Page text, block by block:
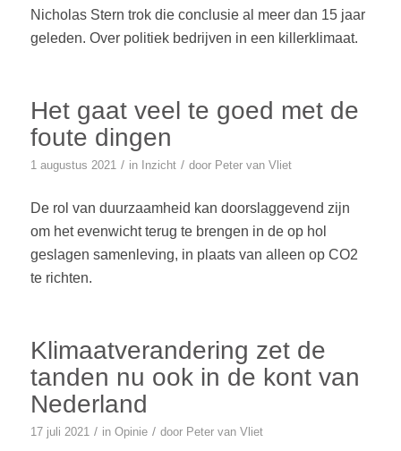
Nicholas Stern trok die conclusie al meer dan 15 jaar
geleden. Over politiek bedrijven in een killerklimaat.
Het gaat veel te goed met de
foute dingen
1 augustus 2021 / in Inzicht / door Peter van Vliet
De rol van duurzaamheid kan doorslaggevend zijn
om het evenwicht terug te brengen in de op hol
geslagen samenleving, in plaats van alleen op CO2
te richten.
Klimaatverandering zet de
tanden nu ook in de kont van
Nederland
17 juli 2021 / in Opinie / door Peter van Vliet